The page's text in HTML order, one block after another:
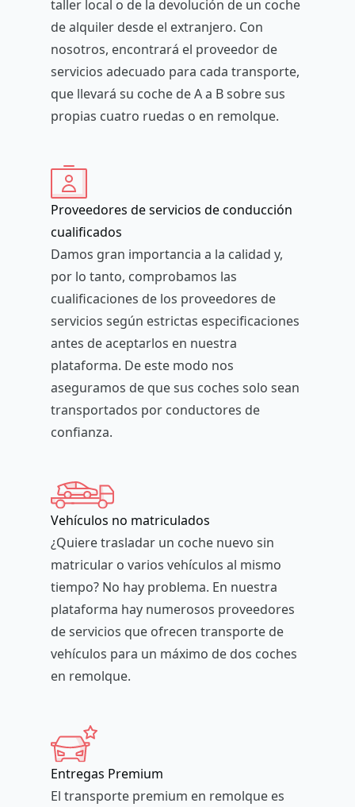
taller local o de la devolución de un coche
de alquiler desde el extranjero. Con
nosotros, encontrará el proveedor de
servicios adecuado para cada transporte,
que llevará su coche de A a B sobre sus
propias cuatro ruedas o en remolque.
Proveedores de servicios de conducción
cualificados
Damos gran importancia a la calidad y,
por lo tanto, comprobamos las
cualificaciones de los proveedores de
servicios según estrictas especificaciones
antes de aceptarlos en nuestra
plataforma. De este modo nos
aseguramos de que sus coches solo sean
transportados por conductores de
confianza.
Vehículos no matriculados
¿Quiere trasladar un coche nuevo sin
matricular o varios vehículos al mismo
tiempo? No hay problema. En nuestra
plataforma hay numerosos proveedores
de servicios que ofrecen transporte de
vehículos para un máximo de dos coches
en remolque.
Entregas Premium
El transporte premium en remolque es